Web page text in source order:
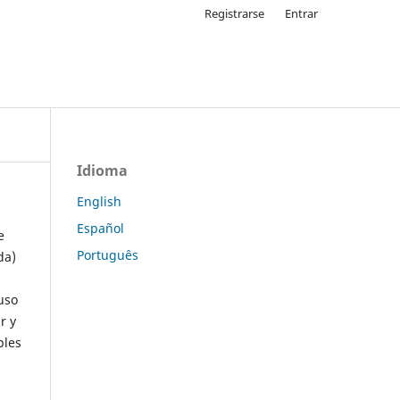
Registrarse Entrar
y
Idioma
English
Español
Português